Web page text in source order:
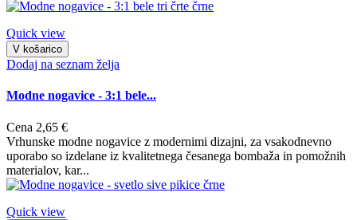
Quick view
V košarico
Dodaj na seznam želja
Modne nogavice - 3:1 bele...
Cena 2,65 €
Vrhunske modne nogavice z modernimi dizajni, za vsakodnevno
uporabo so izdelane iz kvalitetnega česanega bombaža in pomožnih
materialov, kar...
Quick view